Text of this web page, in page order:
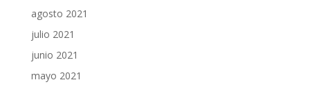
agosto 2021
julio 2021
junio 2021
mayo 2021